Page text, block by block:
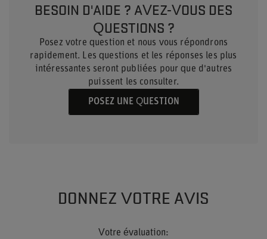
BESOIN D'AIDE ? AVEZ-VOUS DES
QUESTIONS ?
Posez votre question et nous vous répondrons
rapidement. Les questions et les réponses les plus
intéressantes seront publiées pour que d'autres
puissent les consulter.
POSEZ UNE QUESTION
DONNEZ VOTRE AVIS
Votre évaluation: